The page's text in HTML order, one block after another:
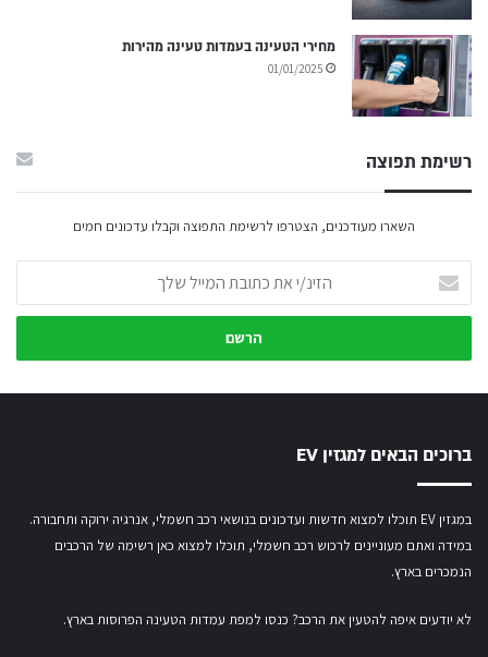
מחירי הטעינה בעמדות טעינה מהירות
01/01/2025
רשימת תפוצה
השארו מעודכנים, הצטרפו לרשימת התפוצה וקבלו עדכונים חמים
את
כתובת
שלך
ברוכים הבאים למגזין EV
במגזין EV תוכלו למצוא חדשות ועדכונים בנושאי רכב חשמלי, אנרגיה ירוקה ותחבורה.
במידה ואתם מעוניינים לרכוש רכב חשמלי, תוכלו למצוא כאן רשימה של הרכבים
הנמכרים בארץ.
לא יודעים איפה להטעין את הרכב? כנסו למפת עמדות הטעינה הפרוסות בארץ.